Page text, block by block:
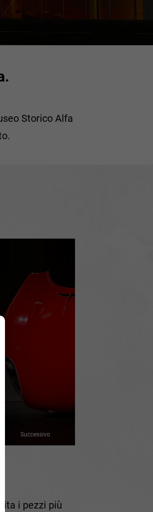
Storico Alfa
Successivo
i pezzi più